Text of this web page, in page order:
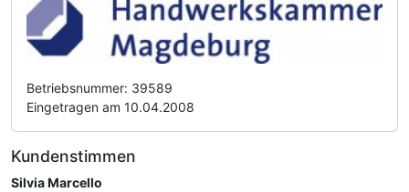
Betriebsnummer: 39589
Eingetragen am 10.04.2008
Kundenstimmen
Silvia Marcello